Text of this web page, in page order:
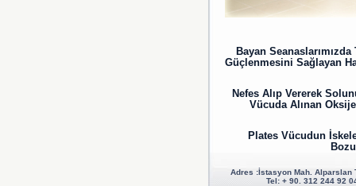
Bayan
Güçlenmesini Sağlayan
Nefes Alıp Vererek
Vücuda Alınan
Plates Vücudun
Adres :İstasyon Mah. Alparslan
Tel: + 90. 312 244 92